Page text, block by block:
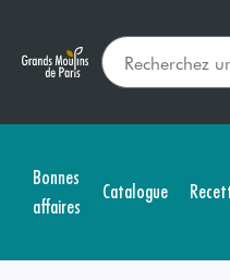
Bonnes
affaires
Catalogue